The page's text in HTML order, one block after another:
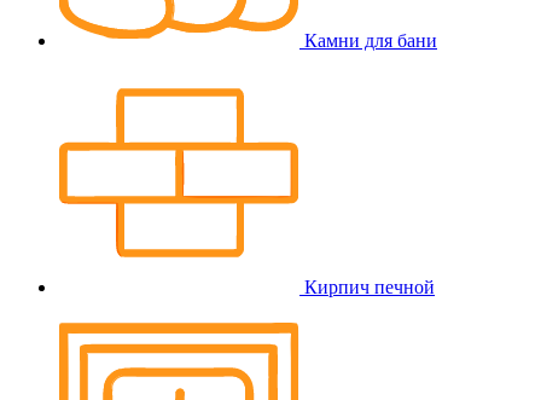
Камни для бани
Кирпич печной